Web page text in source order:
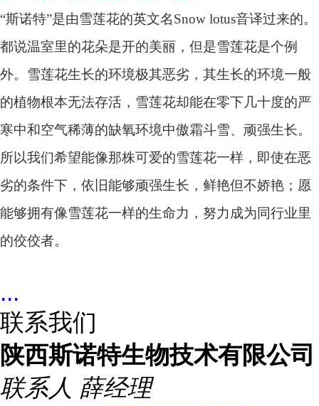
“斯诺特”是由雪莲花的英文名Snow lotus音译过来的。
都说温室里的花朵是开的美丽，但是雪莲花是个例
外。雪莲花生长的环境极其恶劣，其生长的环境一般
的植物根本无法存活，雪莲花却能在零下几十度的严
寒中和空气稀薄的缺氧环境中傲霜斗雪、顽强生长。
所以我们希望能像那株可爱的雪莲花一样，即使在恶
劣的条件下，依旧能够顽强生长，鲜艳但不娇艳；愿
能够拥有像雪莲花一样的生命力，努力成为同行业里
的佼佼者。
...
联系我们
陕西斯诺特生物技术有限公司
联系人 薛经理